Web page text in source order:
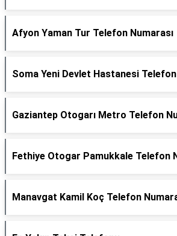
Afyon Yaman Tur Telefon Numarası
Soma Yeni Devlet Hastanesi Telefon
Gaziantep Otogarı Metro Telefon
Fethiye Otogar Pamukkale Telefon
Manavgat Kamil Koç Telefon